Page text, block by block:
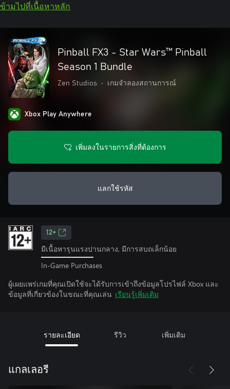
ข้ามไปที่เนื้อหาหลัก
Pinball FX3 - Star Wars™ Pinball
Season 1 Bundle
Zen Studios • เกมจำลองสถานการณ์
Xbox Play Anywhere
เพิ่มลงในรายการสิ่งที่ต้องการ
แลกใช้รหัส
12+
มีเนื้อหารุนแรงปานกลาง, มีการสบถเล็กน้อย
In-Game Purchases
ผู้เผยแพร่เกมที่คุณเปิดใช้จะได้รับการเข้าถึงข้อมูลโปรไฟล์ Xbox และ
ข้อมูลที่เกี่ยวข้องในขณะที่คุณเล่น เรียนรู้เพิ่มเติม
รายละเอียด รีวิว เพิ่มเติม
แกลเลอรี